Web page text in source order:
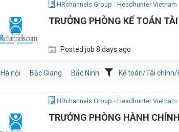
HRchannels Group - Headhunter Vietnam
TRƯỞNG PHÒNG KẾ TOÁN
Posted job 8 days ago
Hà nội Bắc Giang Bắc Ninh Kế toán/Tài
HRchannels Group - Headhunter Vietnam
TRƯỞNG PHÒNG HÀNH